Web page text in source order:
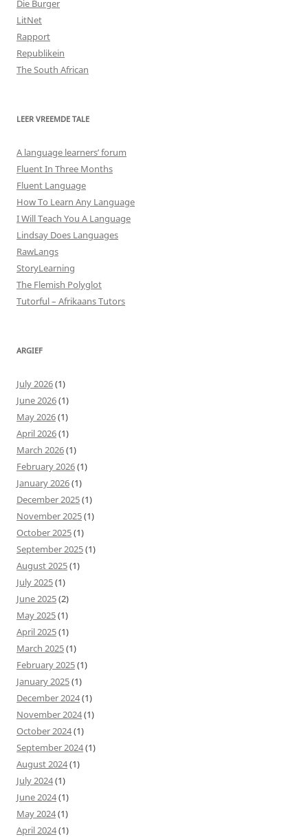
Die Burger
LitNet
Rapport
Republikein
The South African
LEER VREEMDE TALE
A language learners’ forum
Fluent In Three Months
Fluent Language
How To Learn Any Language
I Will Teach You A Language
Lindsay Does Languages
RawLangs
StoryLearning
The Flemish Polyglot
Tutorful – Afrikaans Tutors
ARGIEF
July 2026(1)
June 2026(1)
May 2026(1)
April 2026(1)
March 2026(1)
February 2026(1)
January 2026(1)
December 2025(1)
November 2025(1)
October 2025(1)
September 2025(1)
August 2025(1)
July 2025(1)
June 2025(2)
May 2025(1)
April 2025(1)
March 2025(1)
February 2025(1)
January 2025(1)
December 2024(1)
November 2024(1)
October 2024(1)
September 2024(1)
August 2024(1)
July 2024(1)
June 2024(1)
May 2024(1)
April 2024(1)